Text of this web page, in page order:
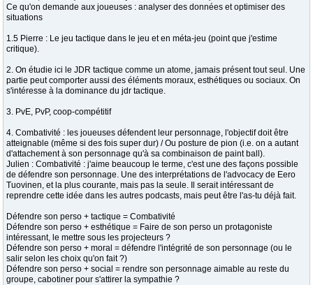
Ce qu'on demande aux joueuses : analyser des données et optimiser des
situations
1.5 Pierre : Le jeu tactique dans le jeu et en méta-jeu (point que j'estime
critique).
2. On étudie ici le JDR tactique comme un atome, jamais présent tout seul. Une
partie peut comporter aussi des éléments moraux, esthétiques ou sociaux. On
s'intéresse à la dominance du jdr tactique.
3. PvE, PvP, coop-compétitif
4. Combativité : les joueuses défendent leur personnage, l'objectif doit être
atteignable (même si des fois super dur) / Ou posture de pion (i.e. on a autant
d'attachement à son personnage qu'à sa combinaison de paint ball).
Julien : Combativité : j'aime beaucoup le terme, c'est une des façons possible
de défendre son personnage. Une des interprétations de l'advocacy de Eero
Tuovinen, et la plus courante, mais pas la seule. Il serait intéressant de
reprendre cette idée dans les autres podcasts, mais peut être l'as-tu déjà fait.
Défendre son perso + tactique = Combativité
Défendre son perso + esthétique = Faire de son perso un protagoniste
intéressant, le mettre sous les projecteurs ?
Défendre son perso + moral = défendre l'intégrité de son personnage (ou le
salir selon les choix qu'on fait ?)
Défendre son perso + social = rendre son personnage aimable au reste du
groupe, cabotiner pour s'attirer la sympathie ?